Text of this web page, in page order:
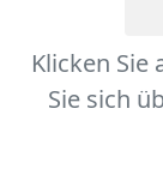
Klicken
Sie sich